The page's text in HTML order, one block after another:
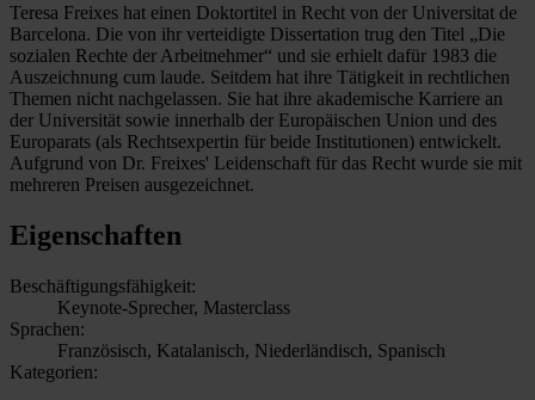
Teresa Freixes hat einen Doktortitel in Recht von der Universitat de
Barcelona. Die von ihr verteidigte Dissertation trug den Titel „Die
sozialen Rechte der Arbeitnehmer“ und sie erhielt dafür 1983 die
Auszeichnung cum laude. Seitdem hat ihre Tätigkeit in rechtlichen
Themen nicht nachgelassen. Sie hat ihre akademische Karriere an
der Universität sowie innerhalb der Europäischen Union und des
Europarats (als Rechtsexpertin für beide Institutionen) entwickelt.
Aufgrund von Dr. Freixes' Leidenschaft für das Recht wurde sie mit
mehreren Preisen ausgezeichnet.
Eigenschaften
Beschäftigungsfähigkeit:
Keynote-Sprecher, Masterclass
Sprachen:
Französisch, Katalanisch, Niederländisch, Spanisch
Kategorien: